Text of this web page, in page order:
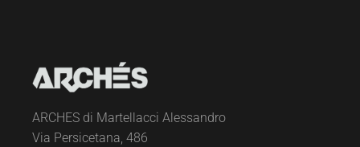
ARCHES di Martellacci Alessandro
Via Persicetana, 486